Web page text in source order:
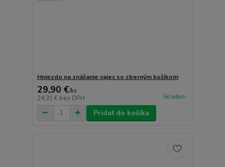
Hniezdo na znášanie vajec so zberným košíkom
29,90 €/ks
24,31 € bez DPH Skladom
Pridať do košíka